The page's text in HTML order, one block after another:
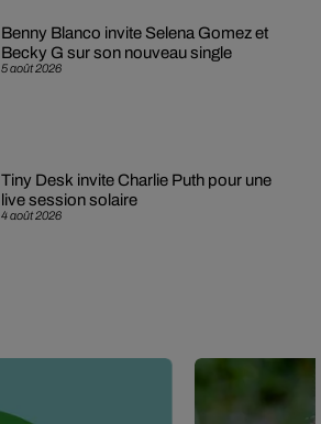
5 août 2026
Benny Blanco invite Selena Gomez et
Becky G sur son nouveau single
4 août 2026
Tiny Desk invite Charlie Puth pour une
live session solaire